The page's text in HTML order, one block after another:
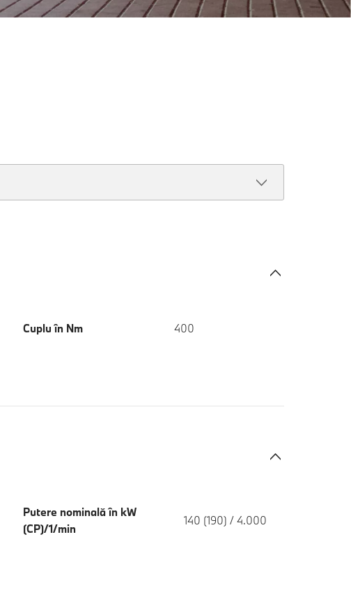
Cuplu în Nm 400
Putere nominală în kW
(CP)/1/min
140 (190) / 4.000